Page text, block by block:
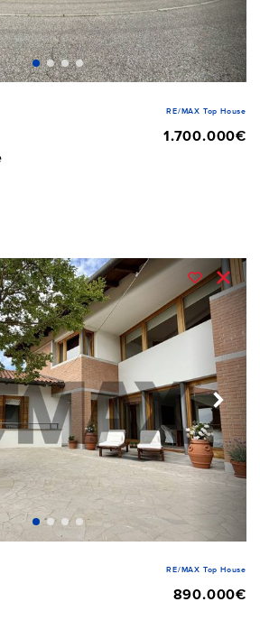
RE/MAX Top House
1.700.000€
RE/MAX Top House
890.000€